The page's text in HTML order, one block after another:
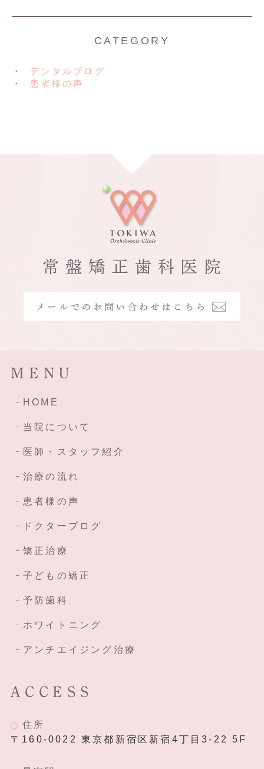
CATEGORY
デンタルブログ
患者様の声
MENU
HOME
当院について
医師・スタッフ紹介
治療の流れ
患者様の声
ドクターブログ
矯正治療
子どもの矯正
予防歯科
ホワイトニング
アンチエイジング治療
ACCESS
住所
〒160-0022 東京都新宿区新宿4丁目3-22 5F